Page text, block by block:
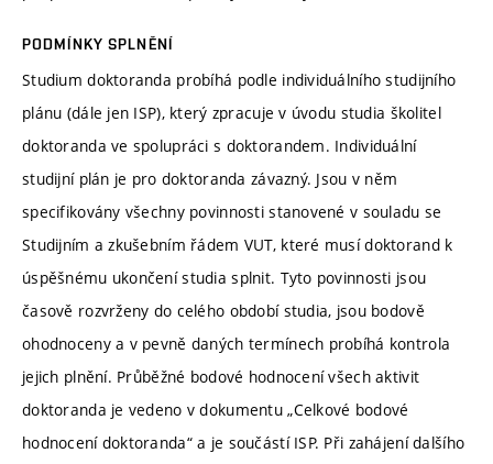
PODMÍNKY SPLNĚNÍ
Studium doktoranda probíhá podle individuálního studijního
plánu (dále jen ISP), který zpracuje v úvodu studia školitel
doktoranda ve spolupráci s doktorandem. Individuální
studijní plán je pro doktoranda závazný. Jsou v něm
specifikovány všechny povinnosti stanovené v souladu se
Studijním a zkušebním řádem VUT, které musí doktorand k
úspěšnému ukončení studia splnit. Tyto povinnosti jsou
časově rozvrženy do celého období studia, jsou bodově
ohodnoceny a v pevně daných termínech probíhá kontrola
jejich plnění. Průběžné bodové hodnocení všech aktivit
doktoranda je vedeno v dokumentu „Celkové bodové
hodnocení doktoranda“ a je součástí ISP. Při zahájení dalšího